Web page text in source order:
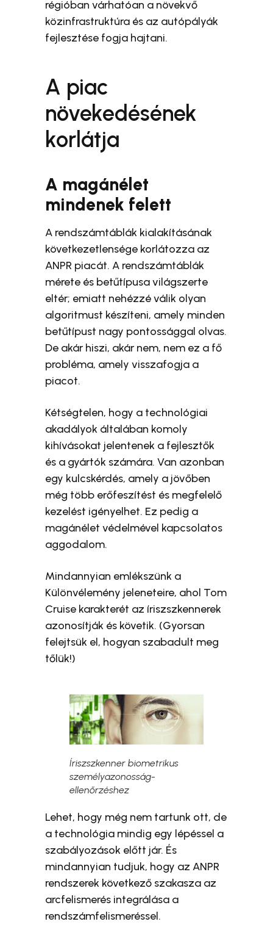
régióban várhatóan a növekvő
közinfrastruktúra és az autópályák
fejlesztése fogja hajtani.
A piac
növekedésének
korlátja
A magánélet
mindenek felett
A rendszámtáblák kialakításának
következetlensége korlátozza az
ANPR piacát. A rendszámtáblák
mérete és betűtípusa világszerte
eltér; emiatt nehézzé válik olyan
algoritmust készíteni, amely minden
betűtípust nagy pontossággal olvas.
De akár hiszi, akár nem, nem ez a fő
probléma, amely visszafogja a
piacot.
Kétségtelen, hogy a technológiai
akadályok általában komoly
kihívásokat jelentenek a fejlesztők
és a gyártók számára. Van azonban
egy kulcskérdés, amely a jövőben
még több erőfeszítést és megfelelő
kezelést igényelhet. Ez pedig a
magánélet védelmével kapcsolatos
aggodalom.
Mindannyian emlékszünk a
Különvélemény jeleneteire, ahol Tom
Cruise karakterét az íriszszkennerek
azonosítják és követik. (Gyorsan
felejtsük el, hogyan szabadult meg
tőlük!)
Íriszszkenner biometrikus
személyazonosság-
ellenőrzéshez
Lehet, hogy még nem tartunk ott, de
a technológia mindig egy lépéssel a
szabályozások előtt jár. És
mindannyian tudjuk, hogy az ANPR
rendszerek következő szakasza az
arcfelismerés integrálása a
rendszámfelismeréssel.